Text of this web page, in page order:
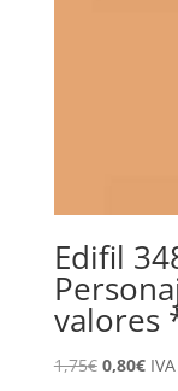
Edifil
valores
1,75€ El
0,80€El